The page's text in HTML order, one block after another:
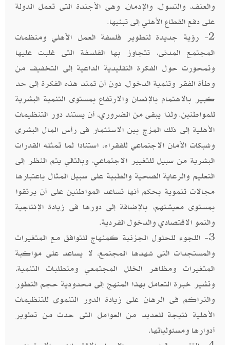
والعنف، والتسول، والإدمان، وهى الأجندة التى تعمل الدولة
على دفع القطاع الأهلي إلى تبنيها.
2- رؤية جديدة لتطوير فلسفة العمل الأهلي ومنظمات
المجتمع المدنى، تتجاوز بها الفلسفة التى غلبت عليها
وتمحورت حول الفكرة التقليدية الداعية إلى التخفيف من
وطأة الفقر وتنمية الدخول، دون أن تمتد هذه الفكرة إلى حد
كبير بالاهتمام بالإنسان والارتفاع بمستوى التنمية البشرية
للمواطنين. ولذا يبقى من الضروري، أن يستند دور التنظيمات
الأهلية إلى ذلك المزج بين الاستثمار فى رأس المال البشرى
وشبكات الأمان الاجتماعي للفقراء، استنادا لما تمثله القدرات
البشرية من سبيل للتغيير الاجتماعي، وبالتالي يتم النظر إلى
التعليم والرعاية الصحية والطبية على سبيل المثال باعتبارها
مجالات تنموية بحكم أنها تساعد المواطنين على أن يرتقوا
بمستوى معيشتهم، بالإضافة إلى دورها فى زيادة الإنتاجية
والنمو الاقتصادي والدخول الفردية.
3- اللجوء للحلول الجزئية كمنهاج للتوافق مع المتغيرات
والمستجدات التى شهدها المجتمع، لا يساعد على مواكبة
المتغيرات ومظاهر الخلل المجتمعي ومتطلبات التنمية،
وتشير خبرة التعامل بهذا المنهج إلى محدودية حجم التطور
والتراكم فى الرهان على زيادة الدور التنموى للتنظيمات
الأهلية نتيجة للعديد من العوامل التى حدت من تطوير
أدوارها ومسئولياتها.